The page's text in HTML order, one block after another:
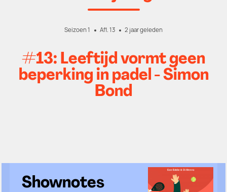
Seizoen 1 Afl. 13 2 jaar geleden
#13: Leeftijd vormt geen
beperking in padel - Simon
Bond
Shownotes